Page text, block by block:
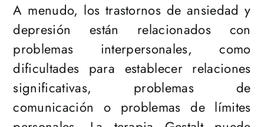
A menudo, los trastornos de ansiedad y
depresión están relacionados con
problemas interpersonales, como
dificultades para establecer relaciones
significativas, problemas de
comunicación o problemas de límites